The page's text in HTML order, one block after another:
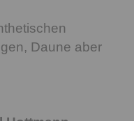
Daune aber